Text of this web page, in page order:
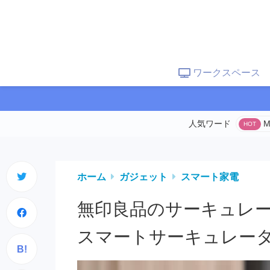
ワークスペース
B!
ホーム ガジェット スマート家電
無印良品のサーキュレ
スマートサーキュレー